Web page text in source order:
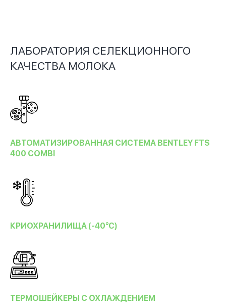
ЛАБОРАТОРИЯ СЕЛЕКЦИОННОГО
КАЧЕСТВА МОЛОКА
АВТОМАТИЗИРОВАННАЯ СИСТЕМА BENTLEY FTS
400 COMBI
КРИОХРАНИЛИЩА (-40°C)
ТЕРМОШЕЙКЕРЫ С ОХЛАЖДЕНИЕМ